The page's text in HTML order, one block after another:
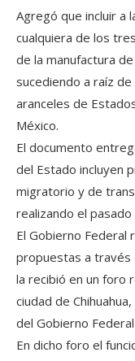
Agregó que incluir a
cualquiera de los
de la manufactura
sucediendo a raíz
aranceles de
México.
El documento
del Estado incluyen
migratorio y de
realizando el
El Gobierno Federal
propuestas a través
la recibió en un foro
ciudad de
del Gobierno
En dicho foro el